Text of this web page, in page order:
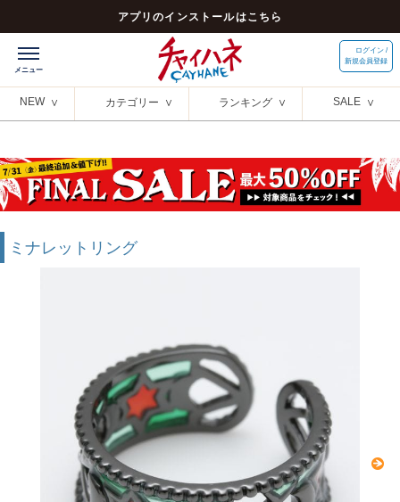
アプリのインストールはこちら
ログイン /
新規会員登録
NEW カテゴリー ランキング SALE
ミナレットリング